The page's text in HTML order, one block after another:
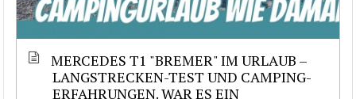
MERCEDES T1 "BREMER" IM URLAUB –
LANGSTRECKEN-TEST UND CAMPING-
ERFAHRUNGEN. WAR ES EIN